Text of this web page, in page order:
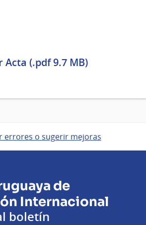
Acta (.pdf 9.7 MB)
errores o sugerir mejoras
de
Internacional
boletín